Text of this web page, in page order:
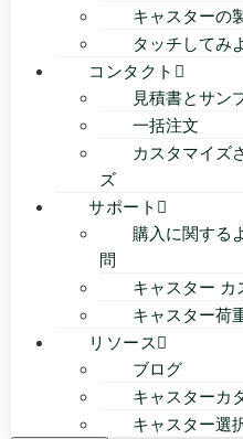
キャスターの
タッチしてみ
コンタクト
見積書とサン
一括注文
カスタマイズ
ズ
サポート
購入に関する
問
キャスター カ
キャスター荷
リソース
ブログ
キャスターカ
キャスター選